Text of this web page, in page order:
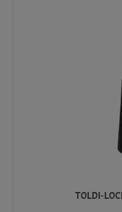
TOLDI-